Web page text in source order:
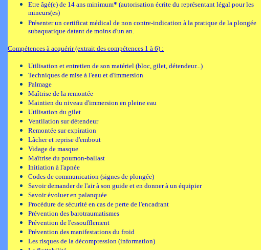
Etre âgé(e) de 14 ans minimum* (autorisation écrite du représentant légal pour les
mineurs(es)
Présenter un certificat médical de non contre-indication à la pratique de la plongée
subaquatique datant de moins d'un an.
Compétences à acquérir (extrait des compétences 1 à 6) :
Utilisation et entretien de son matériel (bloc, gilet, détendeur...)
Techniques de mise à l'eau et d'immersion
Palmage
Maîtrise de la remontée
Maintien du niveau d'immersion en pleine eau
Utilisation du gilet
Ventilation sur détendeur
Remontée sur expiration
Lâcher et reprise d'embout
Vidage de masque
Maîtrise du poumon-ballast
Initiation à l'apnée
Codes de communication (signes de plongée)
Savoir demander de l'air à son guide et en donner à un équipier
Savoir évoluer en palanquée
Procédure de sécurité en cas de perte de l'encadrant
Prévention des barotraumatismes
Prévention de l'essoufflement
Prévention des manifestations du froid
Les risques de la décompression (information)